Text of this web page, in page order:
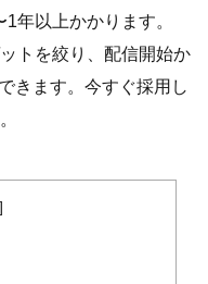
年以上かかります。
トを絞り、配信開始か
きます。今すぐ採用し
]